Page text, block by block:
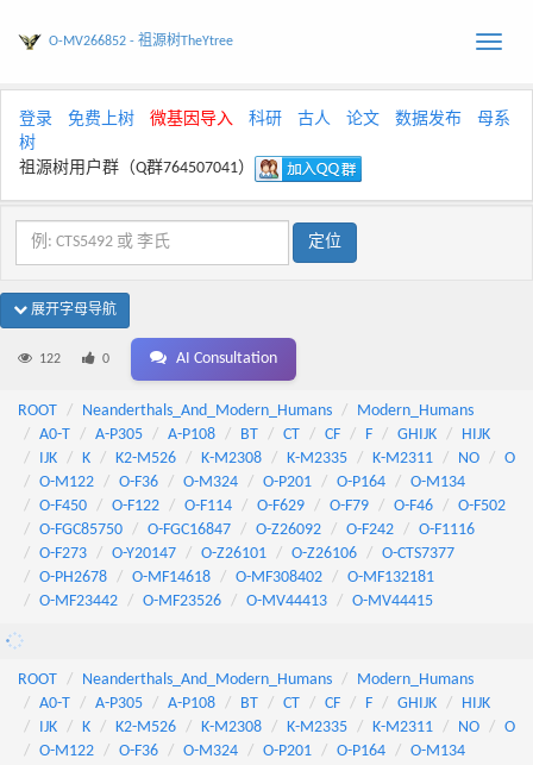
Toggle
O-MV266852 - 祖源树TheYtree
登录 免费上树 微基因导入 科研 古人 论文 数据发布
母系
树
祖源树用户群（Q群764507041）
展开字母导航
122 0 AI Consultation
ROOT Neanderthals_And_Modern_Humans
Modern_Humans
A0-T
A-P305 A-P108 BT CT CF F GHIJK
HIJK
IJK
K K2-M526 K-M2308 K-M2335 K-M2311 NO
O
O-M122
O-F36 O-M324 O-P201 O-P164
O-M134
O-F450
O-F122 O-F114 O-F629 O-F79 O-F46
O-F502
O-FGC85750
O-FGC16847 O-Z26092 O-F242
O-F1116
O-F273
O-Y20147 O-Z26101 O-Z26106
O-CTS7377
O-PH2678
O-MF14618 O-MF308402
O-MF132181
O-MF23442
O-MF23526 O-MV44413 O-MV44415
ROOT Neanderthals_And_Modern_Humans
Modern_Humans
A0-T
A-P305 A-P108 BT CT CF F GHIJK
HIJK
IJK
K K2-M526 K-M2308 K-M2335 K-M2311 NO
O
O-M122
O-F36 O-M324 O-P201 O-P164
O-M134